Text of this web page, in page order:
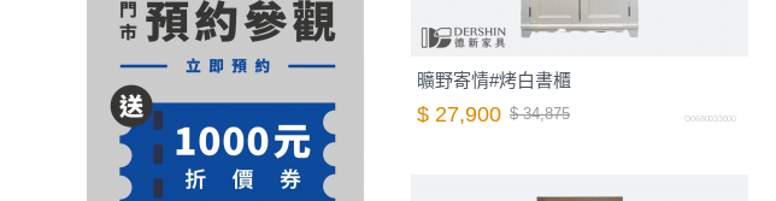
曠野寄情#烤白書櫃
$ 27,900 $ 34,875 O0680033000